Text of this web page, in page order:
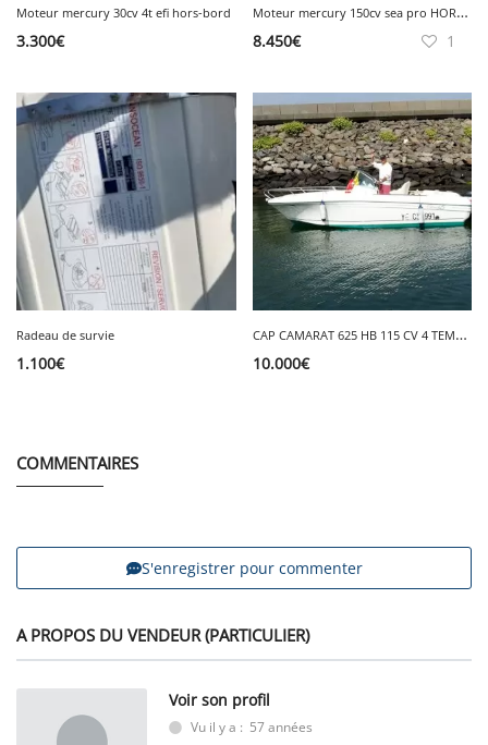
Moteur mercury 30cv 4t efi hors-bord
3.300€
M
oteur mercury 150cv sea pro HORS-BORD
8.450€ 1
Radeau de survie
1.100€
C
AP CAMARAT 625 HB 115 CV 4 TEMPS GPS AMOVIBLE
10.000€
COMMENTAIRES
S'enregistrer pour commenter
A PROPOS DU VENDEUR (PARTICULIER)
Voir son profil
Vu il y a : 57 années